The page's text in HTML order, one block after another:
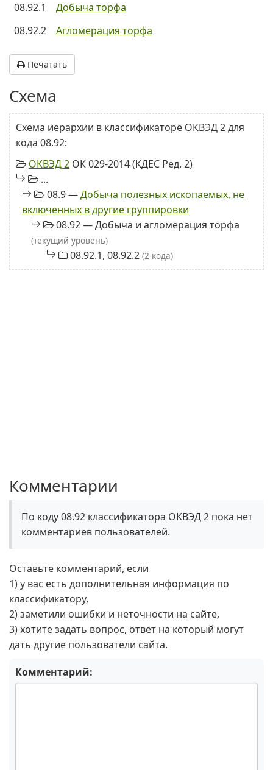
08.92.1
Добыча торфа
08.92.2
Агломерация торфа
Печатать
Схема
Схема иерархии в классификаторе ОКВЭД 2 для
кода 08.92:
ОКВЭД 2 ОК 029-2014 (КДЕС Ред. 2)
...
08.9 —Добыча полезных ископаемых, не
включенных в другие группировки
08.92 — Добыча и агломерация торфа
(текущий уровень)
08.92.1, 08.92.2 (2 кода)
Комментарии
По коду 08.92 классификатора ОКВЭД 2 пока нет
комментариев пользователей.
Оставьте комментарий, если
1) у вас есть дополнительная информация по
классификатору,
2) заметили ошибки и неточности на сайте,
3) хотите задать вопрос, ответ на который могут
дать другие пользователи сайта.
Комментарий: